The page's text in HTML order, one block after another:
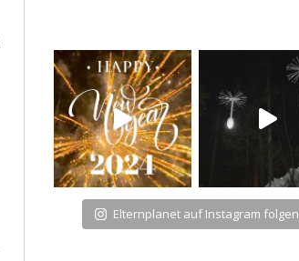
Elternplanet auf Instagram folgen